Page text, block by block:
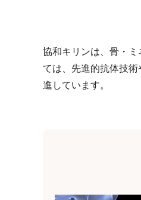
協和キリンは、骨・
ては、先進的抗体技
進しています。